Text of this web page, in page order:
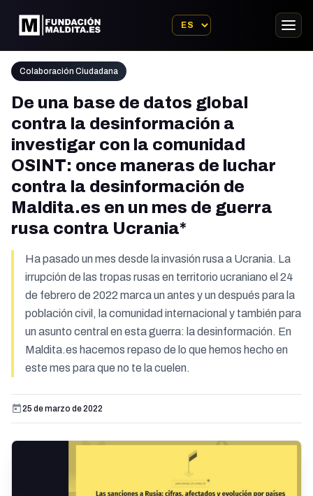
Colaboración Ciudadana
De una base de datos global
contra la desinformación a
investigar con la comunidad
OSINT: once maneras de luchar
contra la desinformación de
Maldita.es en un mes de guerra
rusa contra Ucrania*
Ha pasado un mes desde la invasión rusa a Ucrania. La
irrupción de las tropas rusas en territorio ucraniano el 24
de febrero de 2022 marca un antes y un después para la
población civil, la comunidad internacional y también para
un asunto central en esta guerra: la desinformación. En
Maldita.es hacemos repaso de lo que hemos hecho en
este mes para que no te la cuelen.
25 de marzo de 2022